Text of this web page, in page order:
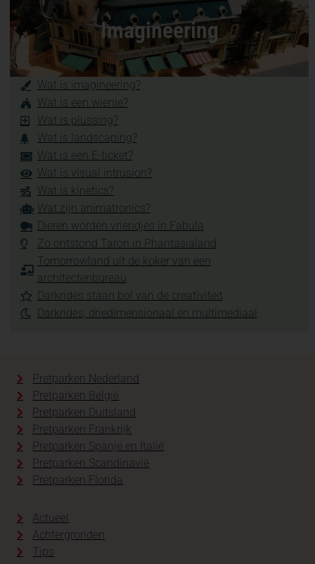
Imagineering
Wat is imagineering?
Wat is een wienie?
Wat is plussing?
Wat is landscaping?
Wat is een E-ticket?
Wat is visual intrusion?
Wat is kinetics?
Wat zijn animatronics?
Dieren worden vriendjes in Fabula
Zo ontstond Taron in Phantasialand
Tomorrowland uit de koker van een
architectenbureau
Darkrides staan bol van de creativiteit
Darkrides, driedimensionaal en multimediaal
Pretparken Nederland
Pretparken België
Pretparken Duitsland
Pretparken Frankrijk
Pretparken Spanje en Italië
Pretparken Scandinavië
Pretparken Florida
Actueel
Achtergronden
Tips